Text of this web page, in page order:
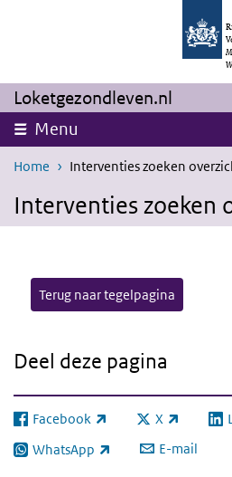
Overslaan en naar de inhoud gaan
Loketgezondleven.nl
Menu
Home Interventies zoeken
Interventies zoeken
Terug naar tegelpagina
Deel deze pagina
Facebook
(externe link) X
(externe link)
WhatsApp
(externe link) E-mail